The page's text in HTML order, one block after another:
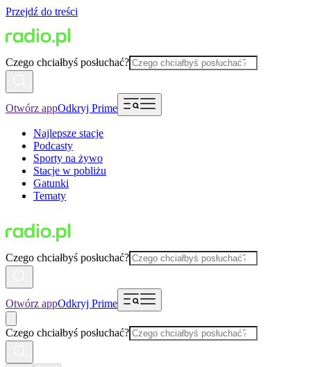
Przejdź do treści
Czego chciałbyś posłuchać?
Otwórz appOdkryj Prime
Najlepsze stacje
Podcasty
Sporty na żywo
Stacje w pobliżu
Gatunki
Tematy
Czego chciałbyś posłuchać?
Otwórz appOdkryj Prime
Czego chciałbyś posłuchać?